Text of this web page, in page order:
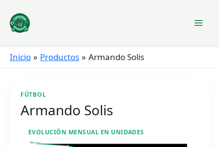
contenido
Inicio Productos Armando Solis
FÚTBOL
Armando Solis
EVOLUCIÓN MENSUAL EN UNIDADES
Unidades
0u